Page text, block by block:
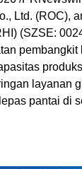
Ltd. (ROC),
(SZSE:
layanan
pantai di